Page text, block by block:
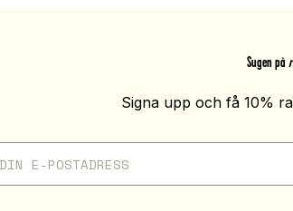
Sugen på
Signa upp och få 10%